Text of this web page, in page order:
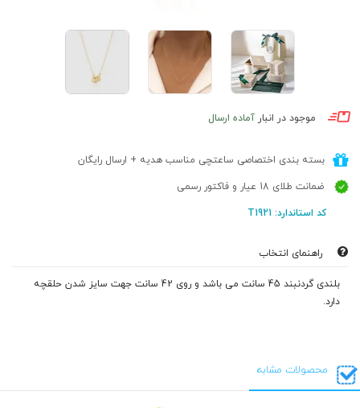
موجود در انبار آماده ارسال
بسته بندی اختصاصی ساعتچی مناسب هدیه + ارسال رایگان
ضمانت طلای 18 عیار و فاکتور رسمی
کد استاندارد: T1921
راهنمای انتخاب
بلندی گردنبند 45 سانت می باشد و روی 42 سانت جهت سایز شدن حلقچه
دارد.
محصولات مشابه